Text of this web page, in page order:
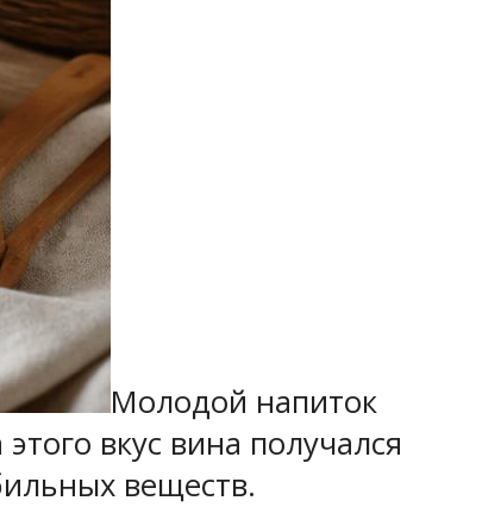
Молодой напиток
вкус вина получался
веществ.